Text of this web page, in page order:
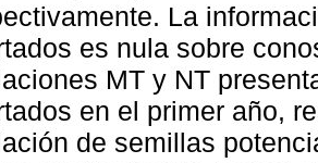
La
es nula sobre
MT y NT
en el primer año,
de semillas